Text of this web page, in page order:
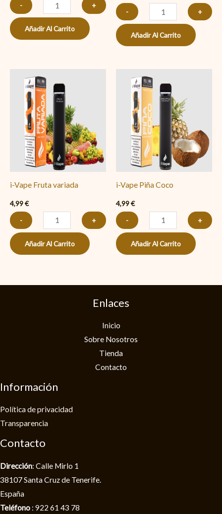
-
+
Añadir Al Carrito
-
+
Añadir Al Carrito
i-Vape Fruta variada
4,99€
-
i-
Vape
Fruta
variada
cantidad
+
Añadir Al Carrito
i-Vape Piña Coco
4,99€
-
i-
Vape
Piña
Coco
cantidad
+
Añadir Al Carrito
Enlaces
Inicio
Sobre Nosotros
Tienda
Contacto
Información
Política de privacidad​
Transparencia
Contacto
Dirección: Calle Mirlo 1
38107 Santa Cruz de Tenerife.
España
Teléfono : 922 61 43 78